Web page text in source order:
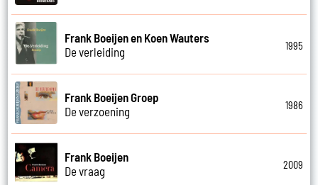
Frank Boeijen en Koen Wauters
De verleiding
1995
Frank Boeijen Groep
De verzoening
1986
Frank Boeijen
De vraag
2009